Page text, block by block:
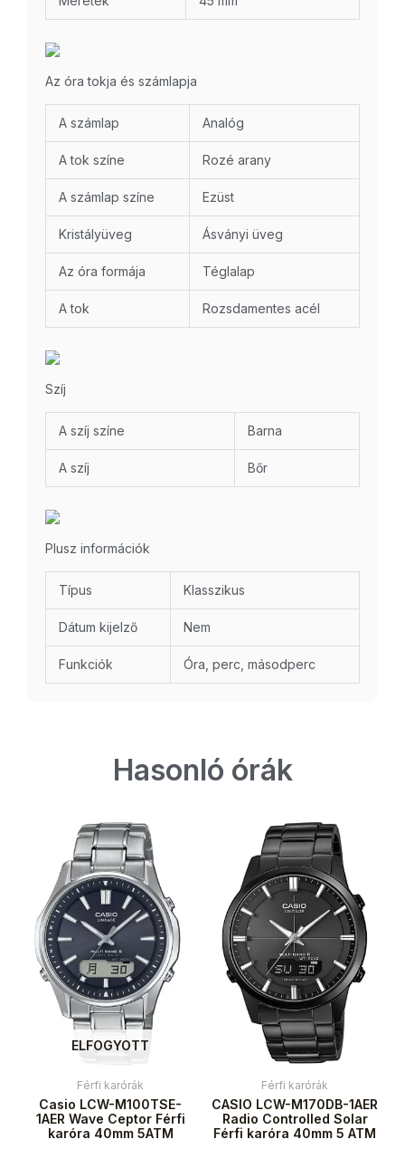
Az óra tokja és számlapja
A számlap Analóg
A tok színe Rozé arany
A számlap színe Ezüst
Kristályüveg Ásványi üveg
Az óra formája Téglalap
A tok Rozsdamentes acél
Szíj
A szíj színe Barna
A szíj Bőr
Plusz információk
Típus Klasszikus
Dátum kijelző Nem
Funkciók Óra, perc, másodperc
Hasonló órák
ELFOGYOTT
Férfi karórák
Casio LCW-M100TSE-
1AER Wave Ceptor Férfi
karóra 40mm 5ATM
Férfi karórák
CASIO LCW-M170DB-1AER
Radio Controlled Solar
Férfi karóra 40mm 5 ATM